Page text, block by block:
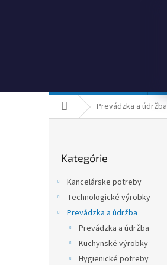
DomovPrevádzka a údržba
kategórie
Kategórie
Kancelárske potreby
Technologické výrobky
Prevádzka a údržba
Prevádzka a údržba
Kuchynské výrobky
Hygienické potreby